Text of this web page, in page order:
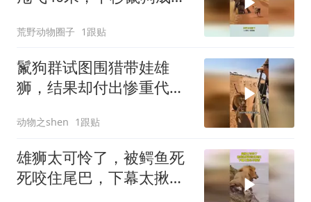
荒野动物圈子 1跟贴
鬣狗群试图围猎带娃雄
狮，结果却付出惨重代
动物之shen 1跟贴
雄狮太可怜了，被鳄鱼死
死咬住尾巴，下幕太揪心